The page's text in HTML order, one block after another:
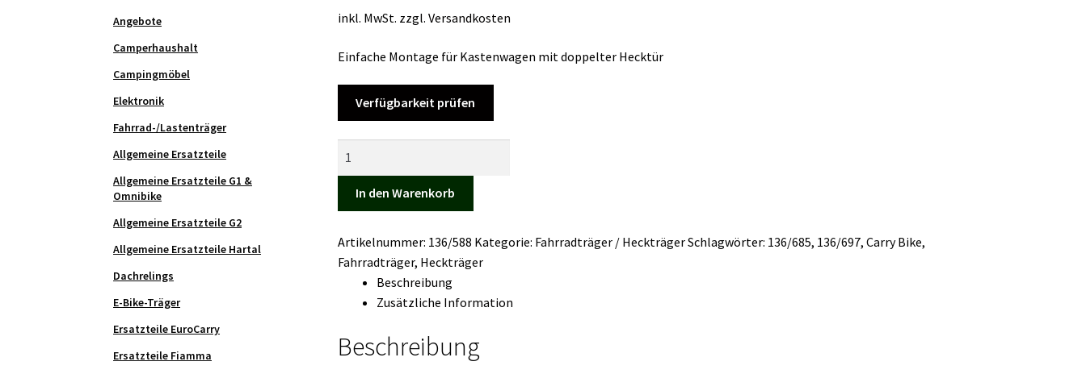
inkl. MwSt. zzgl. Versandkosten
Einfache Montage für Kastenwagen mit doppelter Hecktür
Verfügbarkeit prüfen
Bike
200
Sprinter/Crafter
Menge
In den Warenkorb
Artikelnummer: 136/588 Kategorie: Fahrradträger / HeckträgerSchlagwörter: 136/685, 136/697, Carry Bike,
Fahrradträger, Heckträger
Beschreibung
Zusätzliche Information
Beschreibung
Angebote
Camperhaushalt
Campingmöbel
Elektronik
Fahrrad-/Lastenträger
Allgemeine Ersatzteile
Allgemeine Ersatzteile G1 &
Omnibike
Allgemeine Ersatzteile G2
Allgemeine Ersatzteile Hartal
Dachrelings
E-Bike-Träger
Ersatzteile EuroCarry
Ersatzteile Fiamma